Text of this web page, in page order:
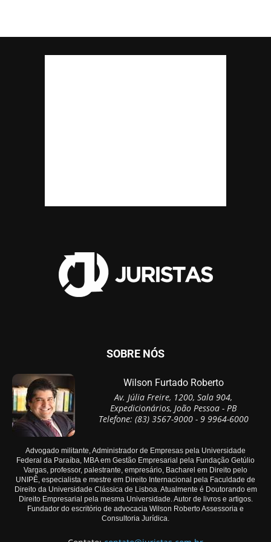
SOBRE NÓS
Wilson Furtado Roberto
Av. Júlia Freire, 1200, Sala 904,
Expedicionários, João Pessoa - PB
Telefone: (83) 3567-9000 - 9 9964-6000
Advogado militante, Administrador de Empresas pela Universidade
Federal da Paraíba, MBA em Gestão Empresarial pela Fundação Getúlio
Vargas, professor, palestrante, empresário, Bacharel em Direito pelo
UNIPÊ, especialista e mestre em Direito Internacional pela Faculdade de
Direito da Universidade Clássica de Lisboa. Atualmente é Doutorando em
Direito Empresarial pela mesma Universidade. Autor de livros e artigos.
Fundador do escritório de advocacia Wilson Roberto Assessoria e
Consultoria Jurídica.